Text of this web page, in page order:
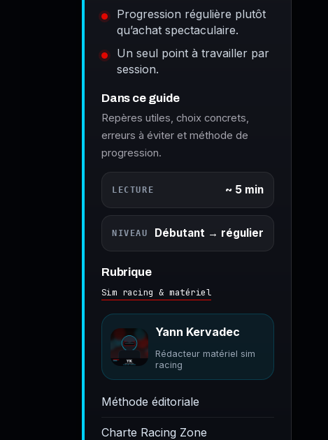
Progression régulière plutôt
qu’achat spectaculaire.
Un seul point à travailler par
session.
Dans ce guide
Repères utiles, choix concrets,
erreurs à éviter et méthode de
progression.
LECTURE ~ 5 min
NIVEAU Débutant → régulier
Rubrique
Sim racing & matériel
Yann Kervadec
Rédacteur matériel sim
racing
Méthode éditoriale
Charte Racing Zone